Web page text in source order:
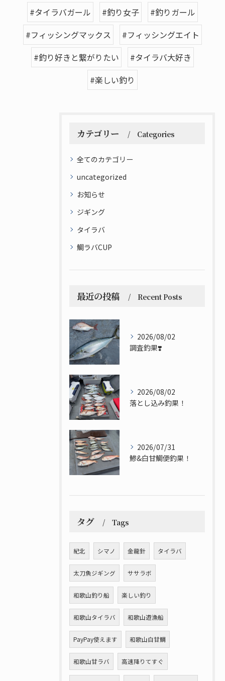
#タイラバガール
#釣り女子
#釣りガール
#フィッシングマックス
#フィッシングエイト
#釣り好きと繋がりたい
#タイラバ大好き
#楽しい釣り
カテゴリー Categories
全てのカテゴリー
uncategorized
お知らせ
ジギング
タイラバ
鯛ラバCUP
最近の投稿 Recent Posts
2026/08/02
調査釣果❣️
2026/08/02
落とし込み釣果！
2026/07/31
鯵&白甘鯛便釣果！
タグ Tags
紀北 シマノ 金龍針 タイラバ
太刀魚ジギング ササラボ
和歌山釣り船 楽しい釣り
和歌山タイラバ 和歌山遊漁船
PayPay使えます 和歌山白甘鯛
和歌山甘ラバ 高速降りてすぐ